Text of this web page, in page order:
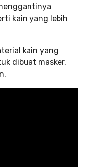
kain yang lebih
kain yang
dibuat masker,